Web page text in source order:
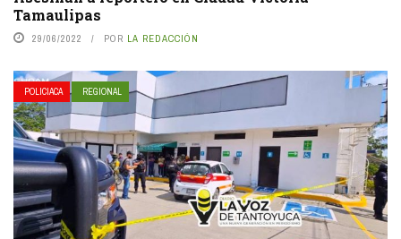
Tamaulipas
29/06/2022 POR LA REDACCIÓN
POLICIACA REGIONAL